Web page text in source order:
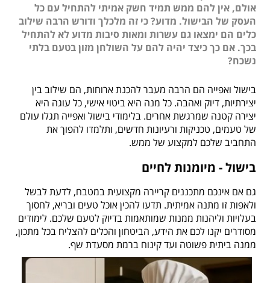
אולם, אין להם ממש תמיד חשק אמיתי להתחיל עם כל
העסק של הבישול. מדוע? כי זה מלכלך ודורש הרבה שילוב
כלים הם ימצאו גם עשרות ומאות סיבות מדוע לא להתחיל
בכך. אם כך כיצד יהיה להם על השולחן מזון בטעם בלתי
נשכח?
בישול ואפייה הם הרבה מעבר להכנת ארוחות, הם שילוב בין
יצירתיות, דיוק ואהבה. כל מנה היא ביטוי אישי, כל עוגה היא
יצירה קטנה שמרגשת אחרים. בלימודי בישול ואפייה תגלו עולם
של טעמים, טכניקות ורעיונות חדשים, ותלמדו להפוך את
התחביב שלכם למקצוע של ממש.
בישול - מיומנות לחיים
גם אם אינכם מתכננים קריירה מקצועית במטבח, לדעת לבשל
ולאפות זו מתנה אמיתית. תדעו להכין אוכל טעים ובריא, לחסוך
בעלויות וליהנות ממנות שמותאמות בדיוק לטעם שלכם. לימודים
מסודרים יקנו לכם את הידע, הביטחון והכלים להצליח בכל מתכון,
ממנה ביתית פשוטה ועד קינוח ברמת מסעדת שף.